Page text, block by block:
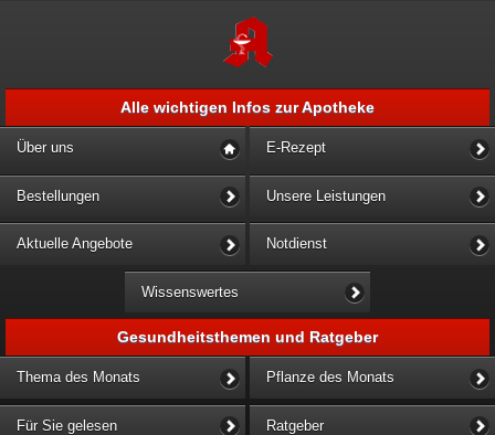
Alle wichtigen Infos zur Apotheke
Über uns E-Rezept
Bestellungen Unsere Leistungen
Aktuelle Angebote Notdienst
Wissenswertes
Gesundheitsthemen und Ratgeber
Thema des Monats Pflanze des Monats
Für Sie gelesen Ratgeber